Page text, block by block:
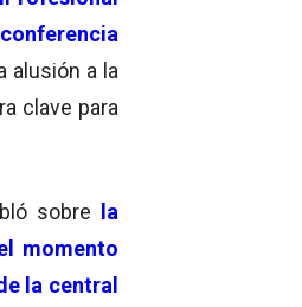
conferencia
alusión a la
clave para
sobre la
momento
la central